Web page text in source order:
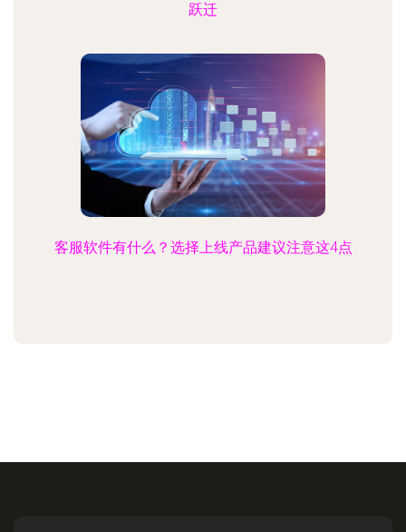
跃迁
客服软件有什么？选择上线产品建议注意这4点